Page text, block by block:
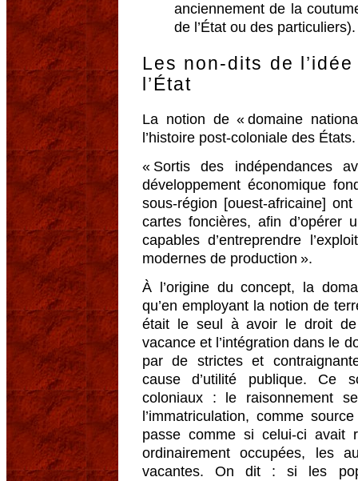
anciennement de la
de l’État ou des particuliers).
Les non-dits de
l’État
La notion de « domaine
l’histoire post-coloniale des États.
« Sortis des indépendances
développement économique
sous-région [ouest-africaine]
cartes foncières, afin d’opérer
capables d’entreprendre
modernes de production ».
À l’origine du concept, la
qu’en employant la notion de
était le seul à avoir le droit
vacance et l’intégration dans le
par de strictes et
cause d’utilité publique. Ce
coloniaux : le raisonnement
l’immatriculation, comme
passe comme si celui-ci avait
ordinairement occupées, les
vacantes. On dit : si les